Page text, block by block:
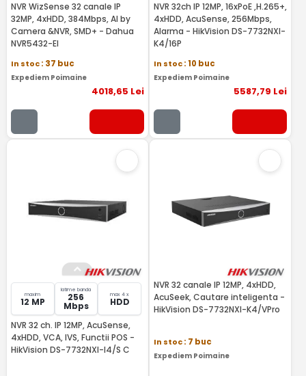
NVR WizSense 32 canale IP
32MP, 4xHDD, 384Mbps, AI by
Camera &NVR, SMD+ - Dahua
NVR5432-EI
In stoc: 37 buc
Expediem Poimaine
4018,65 Lei
NVR 32ch IP 12MP, 16xPoE ,H.265+,
4xHDD, AcuSense, 256Mbps,
Alarma - HikVision DS-7732NXI-
K4/16P
In stoc: 10 buc
Expediem Poimaine
5587,79 Lei
maxim
12 MP
latime banda
256
Mbps
max 4 x
HDD
NVR 32 ch. IP 12MP, AcuSense,
4xHDD, VCA, IVS, Functii POS -
HikVision DS-7732NXI-I4/S C
NVR 32 canale IP 12MP, 4xHDD,
AcuSeek, Cautare inteligenta -
HikVision DS-7732NXI-K4/VPro
In stoc: 7 buc
Expediem Poimaine